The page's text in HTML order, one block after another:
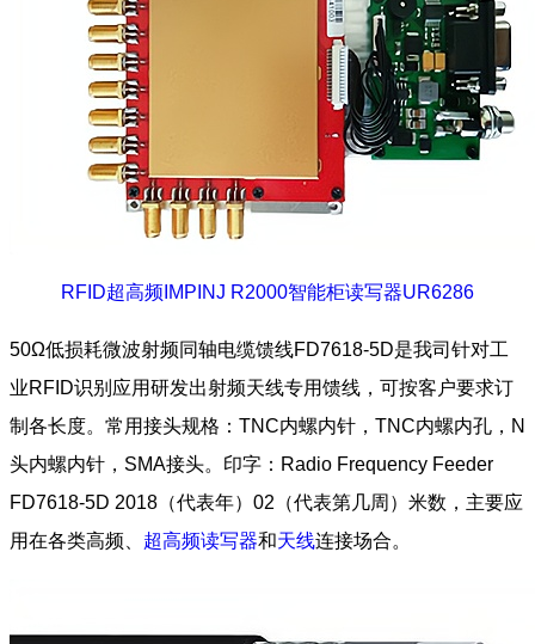
RFID超高频IMPINJ R2000智能柜读写器UR6286
50Ω低损耗微波射频同轴电缆馈线FD7618-5D是我司针对工
业RFID识别应用研发出射频天线专用馈线，可按客户要求订
制各长度。常用接头规格：TNC内螺内针，TNC内螺内孔，N
头内螺内针，SMA接头。印字：Radio Frequency Feeder
FD7618-5D 2018（代表年）02（代表第几周）米数，主要应
用在各类高频、 超高频读写器和天线连接场合。